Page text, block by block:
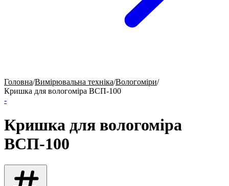
Головна/Вимірювальна техніка/Вологоміри/
Кришка для вологоміра ВСП-100
-
Кришка для вологоміра
ВСП-100